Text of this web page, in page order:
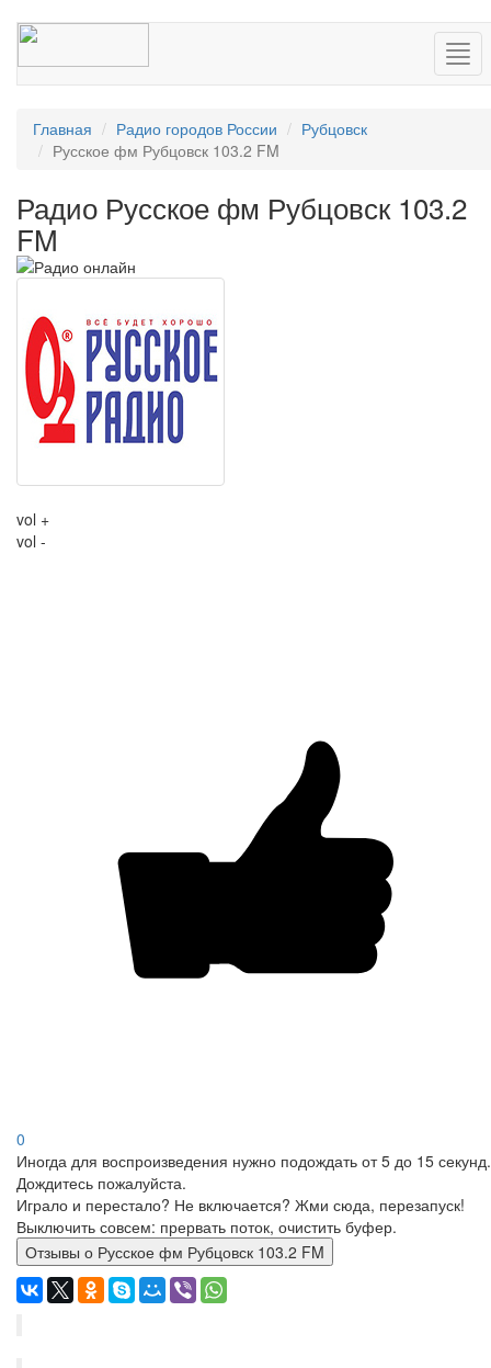
Главная Радио городов России
Рубцовск
Русское фм Рубцовск 103.2 FM
Радио Русское фм Рубцовск 103.2
FM
vol +
vol -
0
Иногда для воспроизведения нужно подождать от 5 до 15 секунд.
Дождитесь пожалуйста.
Играло и перестало? Не включается? Жми сюда, перезапуск!
Выключить совсем: прервать поток, очистить буфер.
Отзывы о Русское фм Рубцовск 103.2 FM